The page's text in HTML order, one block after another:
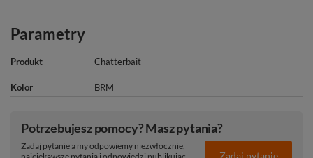
Parametry
Produkt Chatterbait
Kolor BRM
Potrzebujesz pomocy? Masz pytania?
Zadaj pytanie a my odpowiemy niezwłocznie,
najciekawsze pytania i odpowiedzi publikując
Zadaj pytanie